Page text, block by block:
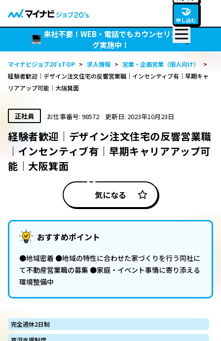
🤝
申し込む
来社不要！WEB・電話でもカウンセリン
グ実施中！
マイナビジョブ20’sTOP > 求人情報 > 営業・企画営業（個人向け）
>
経験者歓迎｜デザイン注文住宅の反響営業職｜インセンティブ有｜早期キャ
リアアップ可能｜大阪箕面
正社員 お仕事番号: 98572 更新日: 2023年10月23日
経験者歓迎｜デザイン注文住宅の反響営業職
｜インセンティブ有｜早期キャリアアップ可
能｜大阪箕面
気になる
おすすめポイント
●地域密着 ●地域の特性に合わせた家づくりを行う同社に
て不動産営業職の募集 ●家庭・イベント事情に寄り添える
環境整備中
完全週休2日制